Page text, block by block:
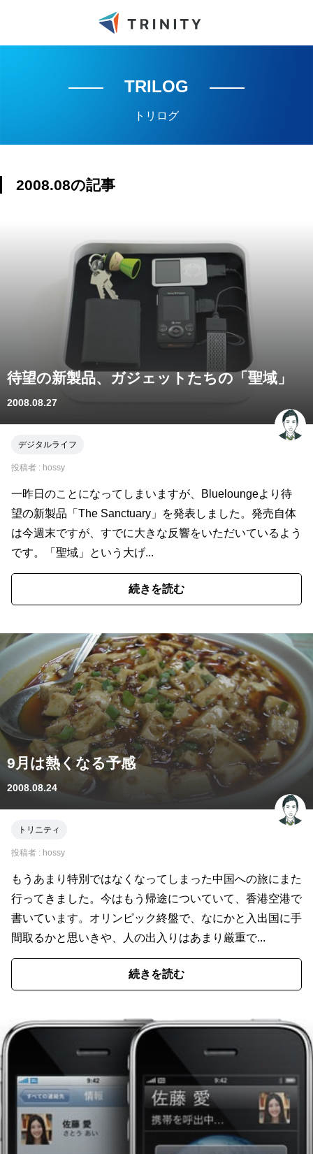
TRILOG
トリログ
2008.08の記事
待望の新製品、ガジェットたちの「聖域」
2008.08.27
デジタルライフ
投稿者 : hossy
一昨日のことになってしまいますが、Blueloungeより待
望の新製品「The Sanctuary」を発表しました。発売自体
は今週末ですが、すでに大きな反響をいただいているよう
です。「聖域」という大げ...
続きを読む
9月は熱くなる予感
2008.08.24
トリニティ
投稿者 : hossy
もうあまり特別ではなくなってしまった中国への旅にまた
行ってきました。今はもう帰途についていて、香港空港で
書いています。オリンピック終盤で、なにかと入出国に手
間取るかと思いきや、人の出入りはあまり厳重で...
続きを読む